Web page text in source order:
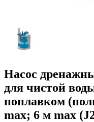
Насос
для чистой
поплавком
max; 6 м max